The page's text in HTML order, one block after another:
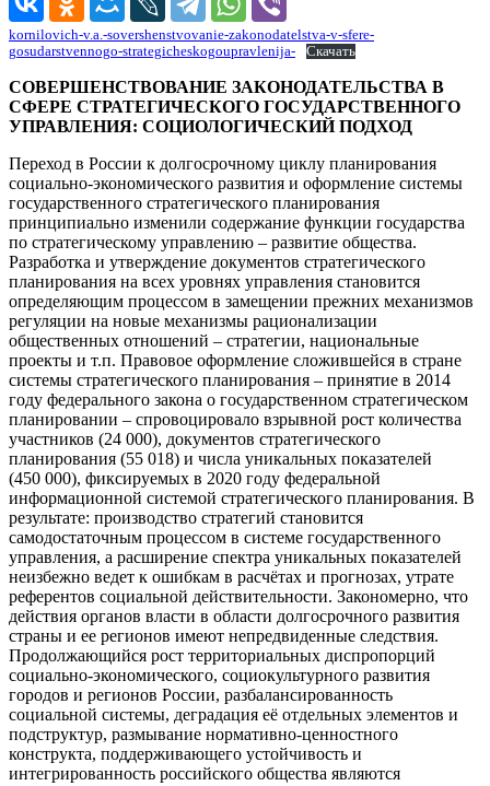
kornilovich-v.a.-sovershenstvovanie-zakonodatelstva-v-sfere-
gosudarstvennogo-strategicheskogoupravlenija-
Скачать
СОВЕРШЕНСТВОВАНИЕ ЗАКОНОДАТЕЛЬСТВА В
СФЕРЕ СТРАТЕГИЧЕСКОГО ГОСУДАРСТВЕННОГО
УПРАВЛЕНИЯ: СОЦИОЛОГИЧЕСКИЙ ПОДХОД
Переход в России к долгосрочному циклу планирования
социально-экономического развития и оформление системы
государственного стратегического планирования
принципиально изменили содержание функции государства
по стратегическому управлению – развитие общества.
Разработка и утверждение документов стратегического
планирования на всех уровнях управления становится
определяющим процессом в замещении прежних механизмов
регуляции на новые механизмы рационализации
общественных отношений – стратегии, национальные
проекты и т.п. Правовое оформление сложившейся в стране
системы стратегического планирования – принятие в 2014
году федерального закона о государственном стратегическом
планировании – спровоцировало взрывной рост количества
участников (24 000), документов стратегического
планирования (55 018) и числа уникальных показателей
(450 000), фиксируемых в 2020 году федеральной
информационной системой стратегического планирования. В
результате: производство стратегий становится
самодостаточным процессом в системе государственного
управления, а расширение спектра уникальных показателей
неизбежно ведет к ошибкам в расчётах и прогнозах, утрате
референтов социальной действительности. Закономерно, что
действия органов власти в области долгосрочного развития
страны и ее регионов имеют непредвиденные следствия.
Продолжающийся рост территориальных диспропорций
социально-экономического, социокультурного развития
городов и регионов России, разбалансированность
социальной системы, деградация её отдельных элементов и
подструктур, размывание нормативно-ценностного
конструкта, поддерживающего устойчивость и
интегрированность российского общества являются